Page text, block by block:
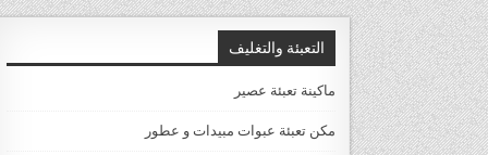
التعبئة والتغليف
ماكينة تعبئة عصير
مكن تعبئة عبوات مبيدات و عطور